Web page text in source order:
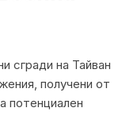
сгради на Тайван
получени от
потенциален